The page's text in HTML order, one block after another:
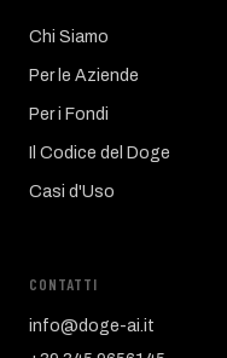
Chi Siamo
Per le Aziende
Per i Fondi
Il Codice del Doge
Casi d'Uso
CONTATTI
info@doge-ai.it